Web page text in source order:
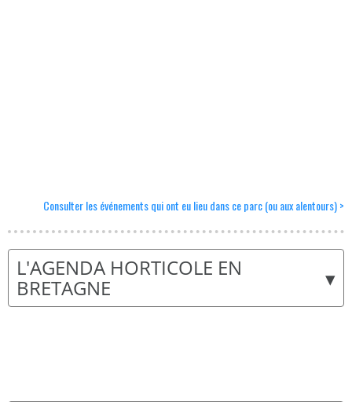
Consulter les événements qui ont eu lieu dans ce parc (ou aux alentours) >
▾
L'AGENDA HORTICOLE EN
BRETAGNE